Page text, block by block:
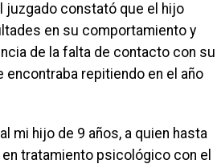
juzgado constató que el hijo
en su comportamiento y
de la falta de contacto con su
encontraba repitiendo en el año
mi hijo de 9 años, a quien hasta
tratamiento psicológico con el